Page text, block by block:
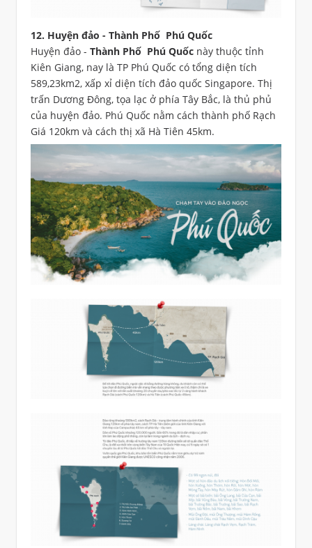
12. Huyện đảo - Thành Phố Phú Quốc
Huyện đảo - Thành Phố Phú Quốc này thuộc tỉnh
Kiên Giang, nay là TP Phú Quốc có tổng diện tích
589,23km2, xấp xỉ diện tích đảo quốc Singapore. Thị
trấn Dương Đông, tọa lạc ở phía Tây Bắc, là thủ phủ
của huyện đảo. Phú Quốc nằm cách thành phố Rạch
Giá 120km và cách thị xã Hà Tiên 45km.